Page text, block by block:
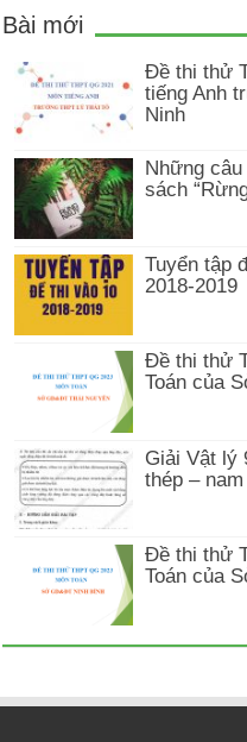
Bài mới
Đề thi thử
tiếng Anh
Ninh
Những
sách
Tuyển tập
2018-2019
Đề thi thử
Toán của
Giải Vật lý
thép –
Đề thi thử
Toán của